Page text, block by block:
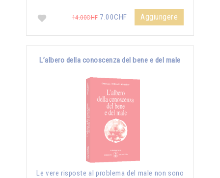
14.00CHF7.00CHF Aggiungere
L’albero della conoscenza del bene e del male
Le vere risposte al problema del male non sono